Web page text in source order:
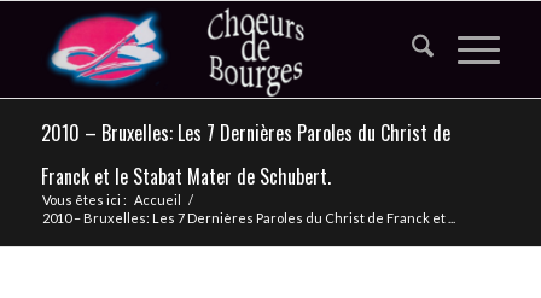
2010 – Bruxelles: Les 7 Dernières Paroles du Christ de
Franck et le Stabat Mater de Schubert.
Vous êtes ici : Accueil /
2010 – Bruxelles: Les 7 Dernières Paroles du Christ de Franck et ...